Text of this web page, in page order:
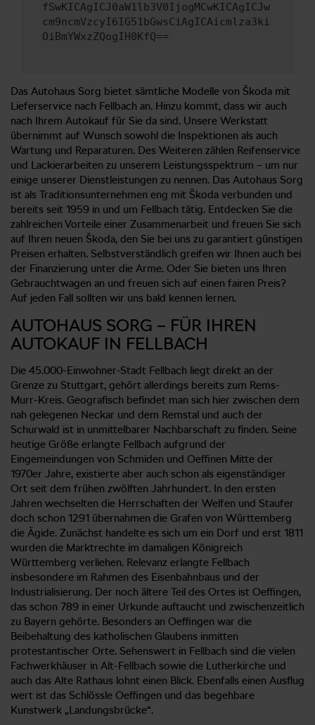
fSwKICAgICJ0aW1lb3V0IjogMCwKICAgICJw
cm9ncmVzcyI6IG51bGwsCiAgICAicmlza3ki
OiBmYWxzZQogIH0KfQ==
Das Autohaus Sorg bietet sämtliche Modelle von Škoda mit
Lieferservice nach Fellbach an. Hinzu kommt, dass wir auch
nach Ihrem Autokauf für Sie da sind. Unsere Werkstatt
übernimmt auf Wunsch sowohl die Inspektionen als auch
Wartung und Reparaturen. Des Weiteren zählen Reifenservice
und Lackierarbeiten zu unserem Leistungsspektrum – um nur
einige unserer Dienstleistungen zu nennen. Das Autohaus Sorg
ist als Traditionsunternehmen eng mit Škoda verbunden und
bereits seit 1959 in und um Fellbach tätig. Entdecken Sie die
zahlreichen Vorteile einer Zusammenarbeit und freuen Sie sich
auf Ihren neuen Škoda, den Sie bei uns zu garantiert günstigen
Preisen erhalten. Selbstverständlich greifen wir Ihnen auch bei
der Finanzierung unter die Arme. Oder Sie bieten uns Ihren
Gebrauchtwagen an und freuen sich auf einen fairen Preis?
Auf jeden Fall sollten wir uns bald kennen lernen.
AUTOHAUS SORG – FÜR IHREN
AUTOKAUF IN FELLBACH
Die 45.000-Einwohner-Stadt Fellbach liegt direkt an der
Grenze zu Stuttgart, gehört allerdings bereits zum Rems-
Murr-Kreis. Geografisch befindet man sich hier zwischen dem
nah gelegenen Neckar und dem Remstal und auch der
Schurwald ist in unmittelbarer Nachbarschaft zu finden. Seine
heutige Größe erlangte Fellbach aufgrund der
Eingemeindungen von Schmiden und Oeffinen Mitte der
1970er Jahre, existierte aber auch schon als eigenständiger
Ort seit dem frühen zwölften Jahrhundert. In den ersten
Jahren wechselten die Herrschaften der Welfen und Staufer
doch schon 1291 übernahmen die Grafen von Württemberg
die Ägide. Zunächst handelte es sich um ein Dorf und erst 1811
wurden die Marktrechte im damaligen Königreich
Württemberg verliehen. Relevanz erlangte Fellbach
insbesondere im Rahmen des Eisenbahnbaus und der
Industrialisierung. Der noch ältere Teil des Ortes ist Oeffingen,
das schon 789 in einer Urkunde auftaucht und zwischenzeitlich
zu Bayern gehörte. Besonders an Oeffingen war die
Beibehaltung des katholischen Glaubens inmitten
protestantischer Orte. Sehenswert in Fellbach sind die vielen
Fachwerkhäuser in Alt-Fellbach sowie die Lutherkirche und
auch das Alte Rathaus lohnt einen Blick. Ebenfalls einen Ausflug
wert ist das Schlössle Oeffingen und das begehbare
Kunstwerk „Landungsbrücke“.